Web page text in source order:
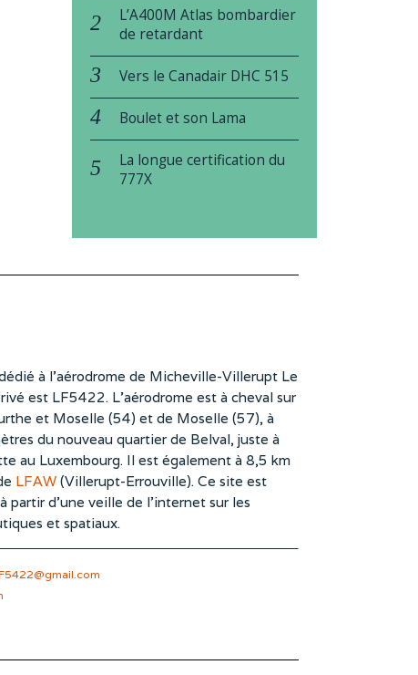
L’A400M Atlas bombardier
de retardant
Vers le Canadair DHC 515
Boulet et son Lama
La longue certification du
777X
à l’aérodrome de Micheville-Villerupt Le
est LF5422. L’aérodrome est à cheval sur
et Moselle (54) et de Moselle (57), à
du nouveau quartier de Belval, juste à
au Luxembourg. Il est également à 8,5 km
LFAW(Villerupt-Errouville). Ce site est
partir d’une veille de l’internet sur les
et spatiaux.